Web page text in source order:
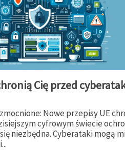
Cię przed
Nowe przepisy UE
cyfrowym świecie
niezbędna. Cyberataki mogą